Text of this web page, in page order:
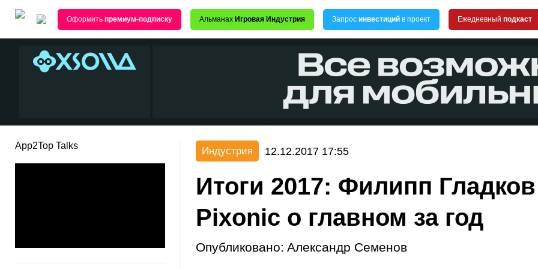
Оформить премиум-подписку Альманах Игровая Индустрия Запрос инвестиций в проект Ежедневный подкаст
App2Top Talks Индустрия 12.12.2017 17:55
Итоги 2017: Филипп
Pixonic о главном за год
Опубликовано: Александр Семенов